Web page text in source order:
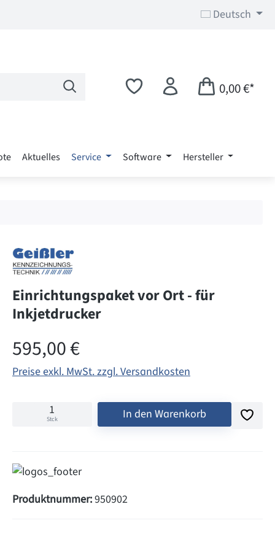
Deutsch
0,00 €*
Aktuelles Service Software Hersteller
Einrichtungspaket vor Ort - für
Inkjetdrucker
Regulärer Preis:
595,00 €
Preise exkl. MwSt. zzgl. Versandkosten
Stck In den Warenkorb
Produktnummer:950902